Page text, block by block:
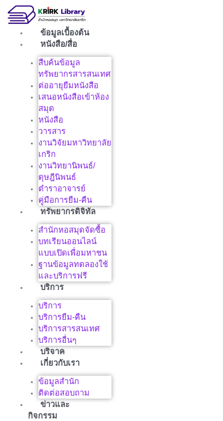
ข้อมูลเบื้องต้น
หนังสือ/สื่อ
สืบค้นข้อมูล
ทรัพยากรสารสนเทศ
ต่ออายุยืมหนังสือ
เสนอหนังสือเข้าห้อง
สมุด
หนังสือ
วารสาร
งานวิจัยมหาวิทยาลัย
เกริก
งานวิทยานิพนธ์/
ดุษฎีนิพนธ์
ตำราอาจารย์
คู่มือการยืม-คืน
ทรัพยากรดิจิทัล
สำนักหอสมุดจัดซื้อ
บทเรียนออนไลน์
แบบเปิดเพื่อมหาชน
ฐานข้อมูลทดลองใช้
และบริการฟรี
บริการ
บริการ
บริการยืม-คืน
บริการสารสนเทศ
บริการอื่นๆ
บริจาค
เกี่ยวกับเรา
ข้อมูลสำนัก
ติดต่อสอบถาม
ข่าวและ
กิจกรรม